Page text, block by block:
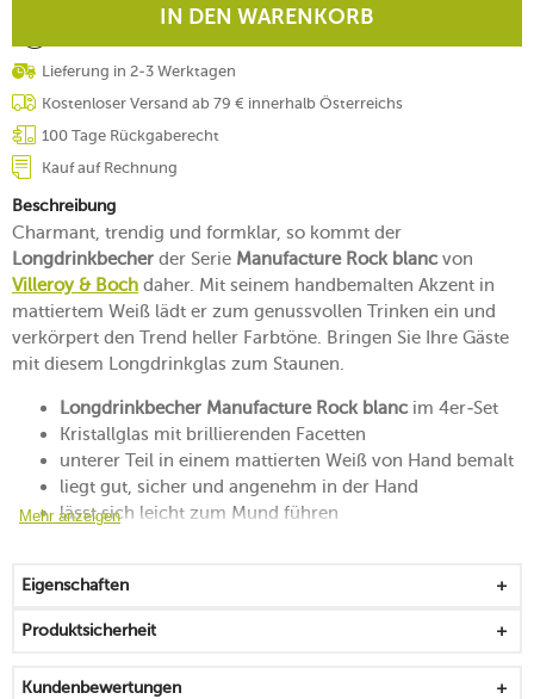
IN DEN WARENKORB
Lieferung in 2-3 Werktagen
Kostenloser Versand ab 79 € innerhalb Österreichs
100 Tage Rückgaberecht
Kauf auf Rechnung
Beschreibung
Charmant, trendig und formklar, so kommt der
Longdrinkbecher der Serie Manufacture Rock blancvon
Villeroy & Boch daher. Mit seinem handbemalten Akzent in
mattiertem Weiß lädt er zum genussvollen Trinken ein und
verkörpert den Trend heller Farbtöne. Bringen Sie Ihre Gäste
mit diesem Longdrinkglas zum Staunen.
Longdrinkbecher Manufacture Rock blancim 4er-Set
Kristallglas mit brillierenden Facetten
unterer Teil in einem mattierten Weiß von Hand bemalt
liegt gut, sicher und angenehm in der Hand
lässt sich leicht zum Mund führen
schonende Handreinigung
Mehr anzeigen
Eigenschaften
Produktsicherheit
Kundenbewertungen